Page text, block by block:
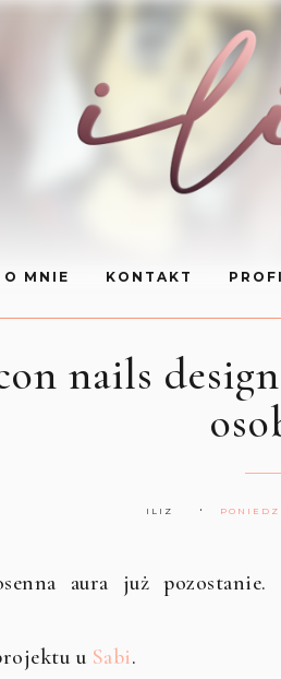
O MNIE KONTAKT
nails
ILIZ
aura już pozostanie.
u Sabi.